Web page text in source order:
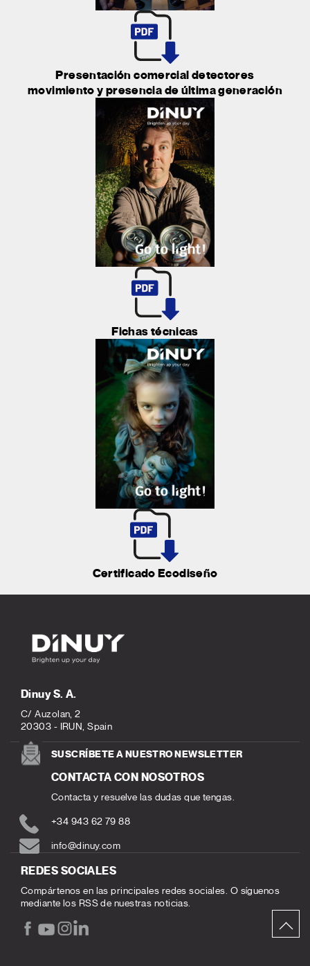
Presentación comercial detectores
movimiento y presencia de última generación
Fichas técnicas
Certificado Ecodiseño
Dinuy S. A.
C/ Auzolan, 2
20303 - IRUN, Spain
SUSCRÍBETE A NUESTRO NEWSLETTER
CONTACTA CON NOSOTROS
Contacta y resuelve las dudas que tengas.
+34 943 62 79 88
info@dinuy.com
REDES SOCIALES
Compártenos en las principales redes sociales. O síguenos
mediante los RSS de nuestras noticias.